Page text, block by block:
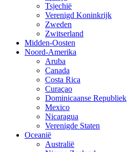
Tsjechië
Verenigd Koninkrijk
Zweden
Zwitserland
Midden-Oosten
Noord-Amerika
Aruba
Canada
Costa Rica
Curaçao
Dominicaanse Republiek
Mexico
Nicaragua
Verenigde Staten
Oceanië
Australië